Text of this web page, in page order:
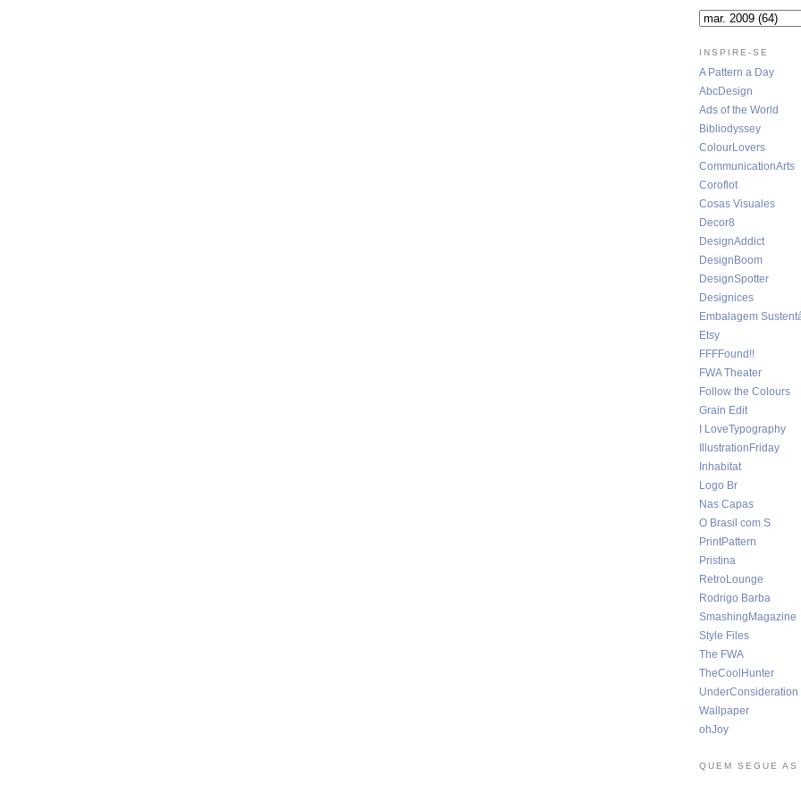
INSPIRE-SE
A Pattern a Day
AbcDesign
Ads of the World
Bibliodyssey
ColourLovers
CommunicationArts
Coroflot
Cosas Visuales
Decor8
DesignAddict
DesignBoom
DesignSpotter
Designices
Embalagem
Etsy
FFFFound!!
FWA Theater
Follow the Colours
Grain Edit
I LoveTypography
IllustrationFriday
Inhabitat
Logo Br
Nas Capas
O Brasil com S
PrintPattern
Pristina
RetroLounge
Rodrigo Barba
SmashingMagazine
Style Files
The FWA
TheCoolHunter
UnderConsideration
Wallpaper
ohJoy
QUEM SEGUE